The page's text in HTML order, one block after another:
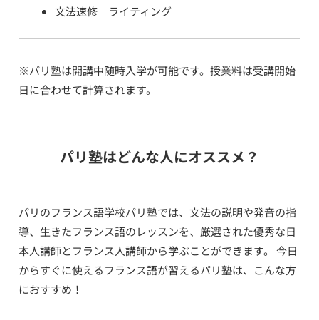
文法速修 ライティング
※パリ塾は開講中随時入学が可能です。授業料は受講開始
日に合わせて計算されます。
パリ塾はどんな人にオススメ？
パリのフランス語学校パリ塾では、文法の説明や発音の指
導、生きたフランス語のレッスンを、厳選された優秀な日
本人講師とフランス人講師から学ぶことができます。 今日
からすぐに使えるフランス語が習えるパリ塾は、こんな方
におすすめ！